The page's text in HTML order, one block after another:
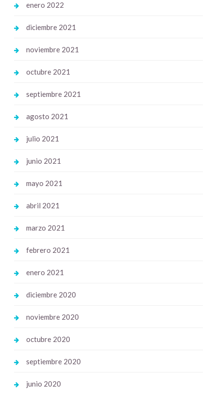
enero 2022
diciembre 2021
noviembre 2021
octubre 2021
septiembre 2021
agosto 2021
julio 2021
junio 2021
mayo 2021
abril 2021
marzo 2021
febrero 2021
enero 2021
diciembre 2020
noviembre 2020
octubre 2020
septiembre 2020
junio 2020